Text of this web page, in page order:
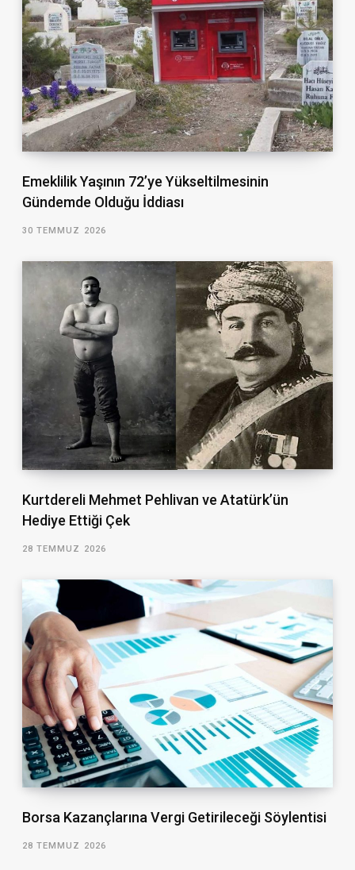
Emeklilik Yaşının 72’ye Yükseltilmesinin
Gündemde Olduğu İddiası
30 TEMMUZ 2026
Kurtdereli Mehmet Pehlivan ve Atatürk’ün
Hediye Ettiği Çek
28 TEMMUZ 2026
Borsa Kazançlarına Vergi Getirileceği Söylentisi
28 TEMMUZ 2026